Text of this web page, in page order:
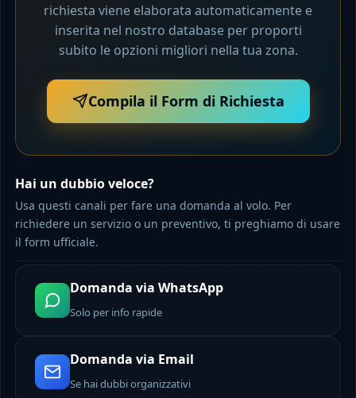
richiesta viene elaborata automaticamente e
inserita nel nostro database per proporti
subito le opzioni migliori nella tua zona.
Compila il Form di Richiesta
Hai un dubbio veloce?
Usa questi canali per fare una domanda al volo. Per
richiedere un servizio o un preventivo, ti preghiamo di usare
il form ufficiale.
Domanda via WhatsApp
Solo per info rapide
Domanda via Email
Se hai dubbi organizzativi